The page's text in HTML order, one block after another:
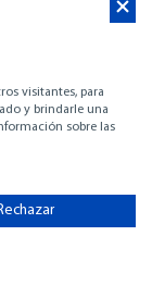
-
DE
visitantes, para
y brindarle una
sobre las